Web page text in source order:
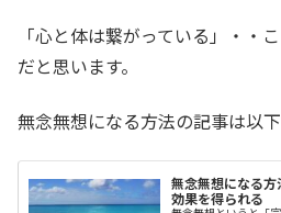
「心と体は繋がっている」・・
だと思います。
無念無想になる方法の記事は以下
無念無想になる
効果を得られる